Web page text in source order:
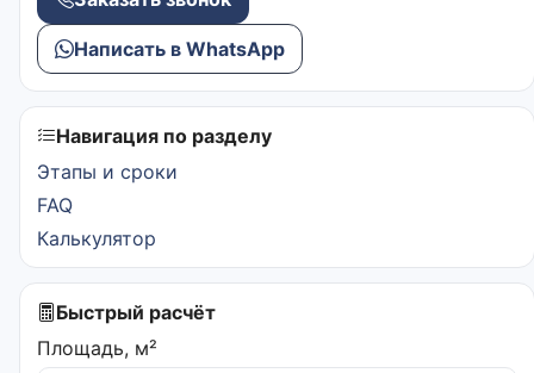
Написать в WhatsApp
Навигация по разделу
Этапы и сроки
FAQ
Калькулятор
Быстрый расчёт
Площадь, м²